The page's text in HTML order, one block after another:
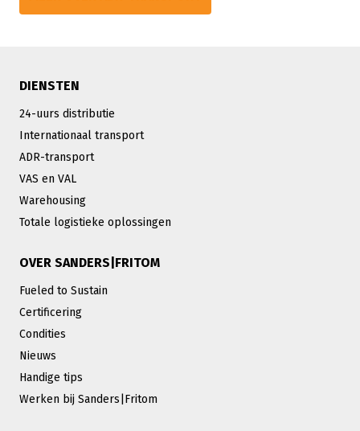
DIENSTEN
24-uurs distributie
Internationaal transport
ADR-transport
VAS en VAL
Warehousing
Totale logistieke oplossingen
OVER SANDERS|FRITOM
Fueled to Sustain
Certificering
Condities
Nieuws
Handige tips
Werken bij Sanders|Fritom